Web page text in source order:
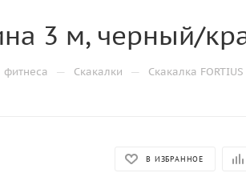
3 м, черный/
фитнеса — Скакалки — Скакалка
В ИЗБРАННОЕ